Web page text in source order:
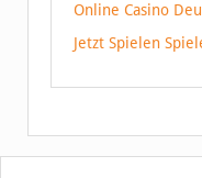
Online Casino
Jetzt Spielen